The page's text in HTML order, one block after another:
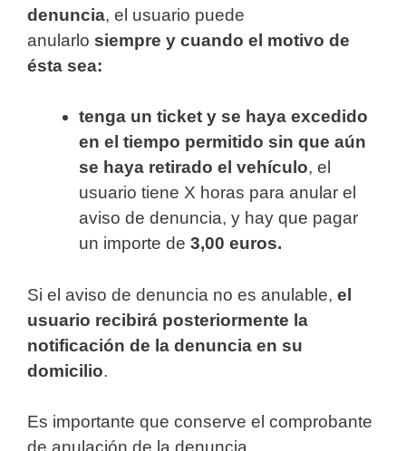
denuncia, el usuario puede
anularlo siempre y cuando el motivo de
ésta sea:
tenga un ticket y se haya excedido
en el tiempo permitido sin que aún
se haya retirado el vehículo, el
usuario tiene X horas para anular el
aviso de denuncia, y hay que pagar
un importe de 3,00 euros.
Si el aviso de denuncia no es anulable, el
usuario recibirá posteriormente la
notificación de la denuncia en su
domicilio.
Es importante que conserve el comprobante
de anulación de la denuncia.